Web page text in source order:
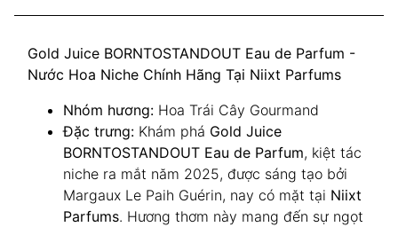
Gold Juice BORNTOSTANDOUT Eau de Parfum -
Nước Hoa Niche Chính Hãng Tại Niixt Parfums
Nhóm hương: Hoa Trái Cây Gourmand
Đặc trưng: Khám phá Gold Juice
BORNTOSTANDOUT Eau de Parfum, kiệt tác
niche ra mắt năm 2025, được sáng tạo bởi
Margaux Le Paih Guérin, nay có mặt tại Niixt
Parfums. Hương thơm này mang đến sự ngọt